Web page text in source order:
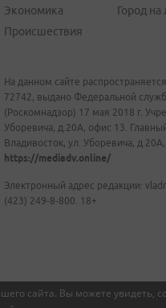
сайта. Вы можете
Экономика
Происшествия
Город на
На данном сайте
72742, выдано Федеральной
(Роскомнадзор) 17 мая 2018 г.
Уборевича, д.20А, офис 13.
Владивосток, ул. Уборевича,
https://mediadv.online/
Электронный адрес редакции:
(423) 249-8-800. 18+